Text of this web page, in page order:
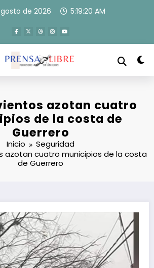
de 2026 5:19:21 AM
azotan cuatro
de la costa de
Guerrero
Inicio
Seguridad
azotan cuatro municipios de la costa
de Guerrero